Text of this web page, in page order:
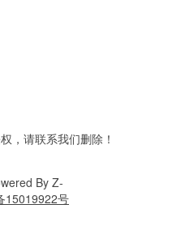
，请联系我们删除！
By Z-
15019922号